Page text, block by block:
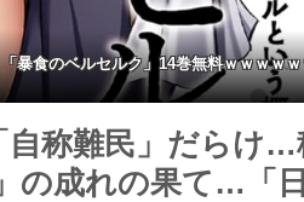
暴食のベルセルク」14巻無料ｗｗｗｗｗ
自称難民」だらけ
の成れの果て…「